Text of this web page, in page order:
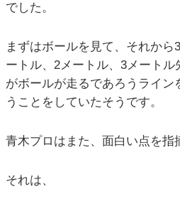
でした。
まずはボールを見て、それから
ートル、2メートル、3メート
がボールが走るであろうライン
うことをしていたそうです。
青木プロはまた、面白い点を指
それは、